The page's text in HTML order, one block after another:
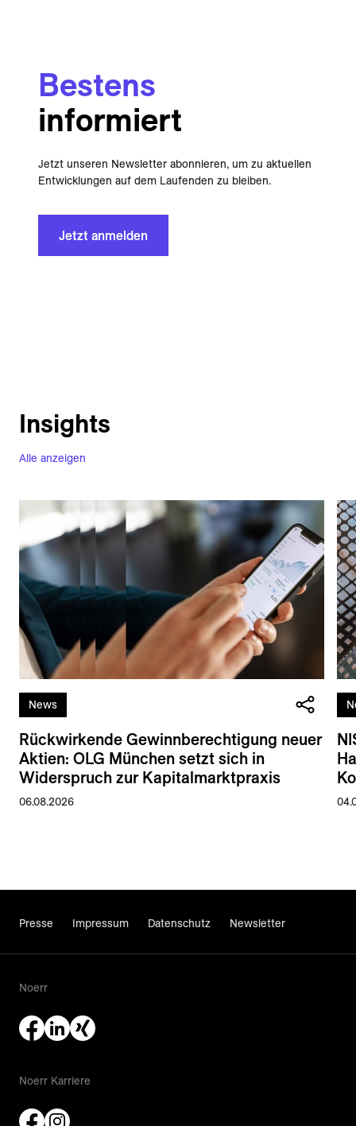
Bestens
informiert
Jetzt unseren Newsletter abonnieren, um zu aktuellen
Entwicklungen auf dem Laufenden zu bleiben.
Jetzt anmelden
Alle anzeigen
Insights
News
Rückwirkende Gewinnberechtigung neuer
Aktien: OLG München setzt sich in
Widerspruch zur Kapitalmarktpraxis
06.08.2026
Presse Impressum Datenschutz Newsletter
Noerr
Noerr Karriere